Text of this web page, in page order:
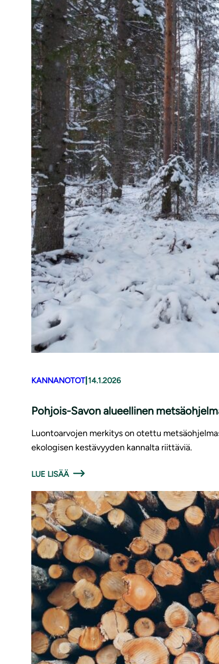
KANNANOTOT| 14.1.2026
Pohjois-Savon alueellinen
Luontoarvojen merkitys on otettu
ekologisen kestävyyden kannalta riittäviä.
LUE LISÄÄ